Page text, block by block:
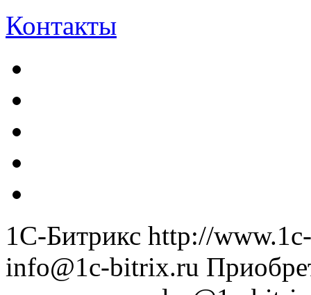
Контакты
1С-Битрикс http://
info@1c-bitrix.ru